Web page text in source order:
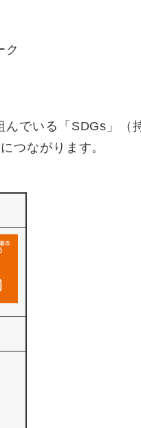
ク
でいる「SDGs」（
つながります。